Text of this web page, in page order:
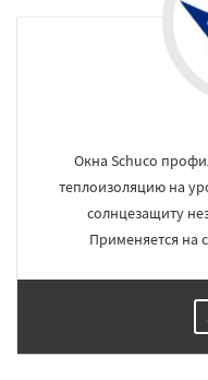
Окна Schuco
теплоизоляцию на
солнцезащиту
Применяется на